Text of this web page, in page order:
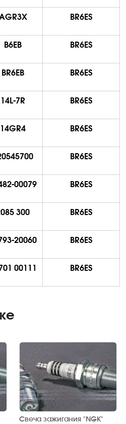
BR6ES
B6EB BR6ES
BR6EB BR6ES
14L-7R BR6ES
14GR4 BR6ES
BR6ES
00079 BR6ES
300 BR6ES
20060 BR6ES
00111 BR6ES
Свеча зажигания "NGK"